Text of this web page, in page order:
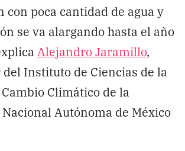
con poca cantidad de agua y
se va alargando hasta el año
Alejandro Jaramillo,
Instituto de Ciencias de la
Climático de la
Autónoma de México